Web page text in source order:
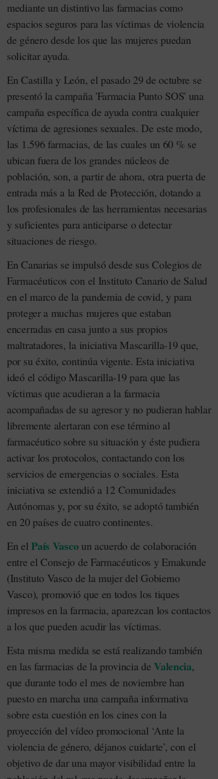
mediante un distintivo las farmacias como
espacios seguros para las víctimas de violencia
de género desde los que las mujeres puedan
solicitar ayuda.
En Castilla y León, el pasado 29 de octubre se
presentó la campaña 'Farmacia Punto SOS' una
campaña específica de ayuda contra cualquier
víctima de agresiones sexuales. De este modo,
las 1.596 farmacias, de las cuales un 60 % se
ubican fuera de los grandes núcleos de
población, son, a partir de ahora, otra puerta de
entrada más a la Red de Protección, dotando a
los profesionales de las herramientas necesarias
y suficientes para anticiparse o detectar
situaciones de riesgo.
En Canarias se impulsó desde sus Colegios de
Farmacéuticos con el Instituto Canario de Salud
en el marco de la pandemia de covid, y para
proteger a muchas mujeres que estaban
encerradas en casa junto a sus propios
maltratadores, la iniciativa Mascarilla-19 que,
por su éxito, continúa vigente. Esta iniciativa
ideó el código Mascarilla-19 para que las
víctimas que acudieran a la farmacia
acompañadas de su agresor y no pudieran hablar
libremente alertaran con ese término al
farmacéutico sobre su situación y éste pudiera
activar los protocolos, contactando con los
servicios de emergencias o sociales. Esta
iniciativa se extendió a 12 Comunidades
Autónomas y, por su éxito, se adoptó también
en 20 países de cuatro continentes.
En elPaís Vascoun acuerdo de colaboración
entre el Consejo de Farmacéuticos y Emakunde
(Instituto Vasco de la mujer del Gobierno
Vasco), promovió que en todos los tiques
impresos en la farmacia, aparezcan los contactos
a los que pueden acudir las víctimas.
Esta misma medida se está realizando también
en las farmacias de la provincia deValencia,
que durante todo el mes de noviembre han
puesto en marcha una campaña informativa
sobre esta cuestión en los cines con la
proyección del vídeo promocional ‘Ante la
violencia de género, déjanos cuidarte’, con el
objetivo de dar una mayor visibilidad entre la